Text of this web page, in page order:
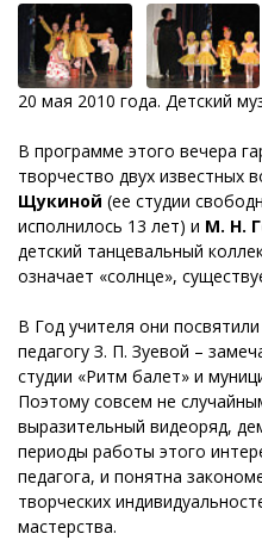
20 мая 2010 года. Детский
В программе этого вечера
творчество двух известных
Щукиной (ее студии
исполнилось 13 лет) и М. Н.
детский танцевальный
означает «солнце»,
В Год учителя они
педагогу З. П. Зуевой –
студии «Ритм балет» и
Поэтому совсем не
выразительный видеоряд,
периоды работы этого
педагога, и понятна
творческих
мастерства.